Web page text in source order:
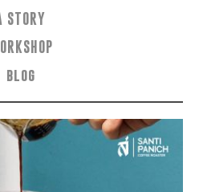
STORY
blog